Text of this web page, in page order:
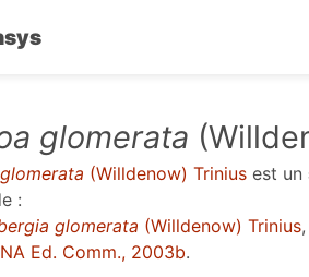
glomerata
(Willdenow) Trinius est un
:
glomerata (Willdenow) Trinius
Ed. Comm., 2003b.